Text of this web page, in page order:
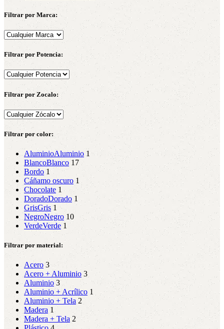
Filtrar por Marca:
Filtrar por Potencia:
Filtrar por Zocalo:
Filtrar por color:
AluminioAluminio 1
BlancoBlanco 17
Bordo 1
Cáñamo oscuro 1
Chocolate 1
DoradoDorado 1
GrisGris 1
NegroNegro 10
VerdeVerde 1
Filtrar por material:
Acero 3
Acero + Aluminio 3
Aluminio 3
Aluminio + Acrílico 1
Aluminio + Tela 2
Madera 1
Madera + Tela 2